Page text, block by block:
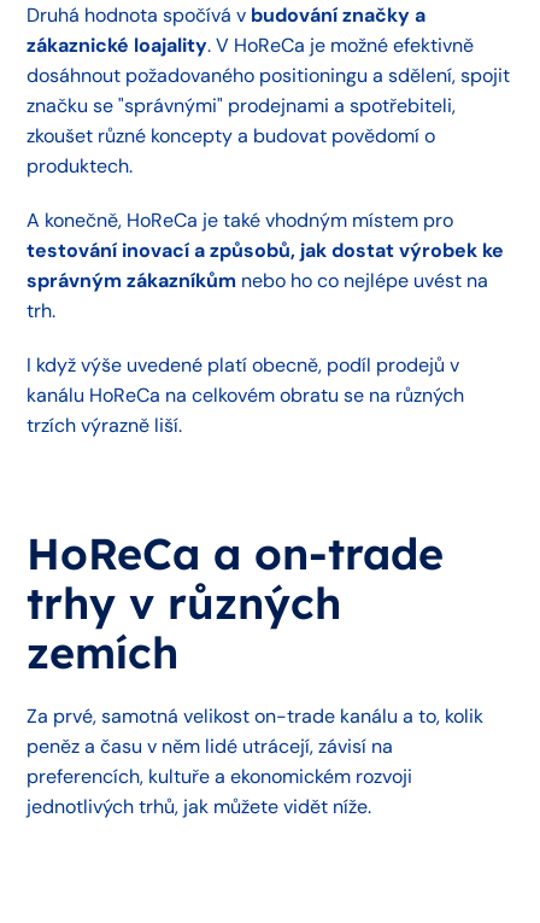
Druhá hodnota spočívá v budování značky a
zákaznické loajality. V HoReCa je možné efektivně
dosáhnout požadovaného positioningu a sdělení, spojit
značku se "správnými" prodejnami a spotřebiteli,
zkoušet různé koncepty a budovat povědomí o
produktech.
A konečně, HoReCa je také vhodným místem pro
testování inovací a způsobů, jak dostat výrobek ke
správným zákazníkům nebo ho co nejlépe uvést na
trh.
I když výše uvedené platí obecně, podíl prodejů v
kanálu HoReCa na celkovém obratu se na různých
trzích výrazně liší.
HoReCa a on-trade
trhy v různých
zemích
Za prvé, samotná velikost on-trade kanálu a to, kolik
peněz a času v něm lidé utrácejí, závisí na
preferencích, kultuře a ekonomickém rozvoji
jednotlivých trhů, jak můžete vidět níže.